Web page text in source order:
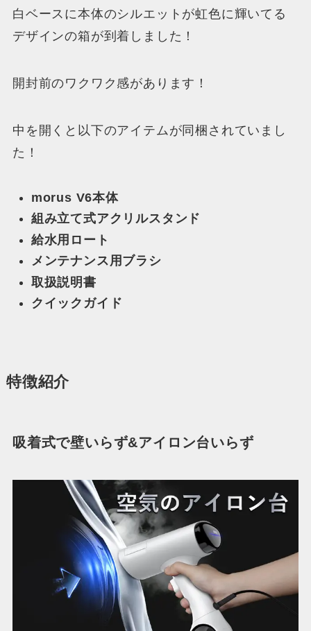
白ベースに本体のシルエットが虹色に輝いてる
デザインの箱が到着しました！
開封前のワクワク感があります！
中を開くと以下のアイテムが同梱されていまし
た！
morus V6本体
組み立て式アクリルスタンド
給水用ロート
メンテナンス用ブラシ
取扱説明書
クイックガイド
特徴紹介
吸着式で壁いらず&アイロン台いらず